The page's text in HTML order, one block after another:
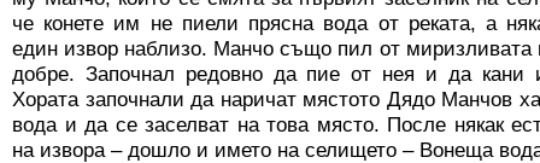
че конете им не пиели прясна вода от реката, а
един извор наблизо. Манчо също пил от миризливата
добре. Започнал редовно да пие от нея и да кани
Хората започнали да наричат мястото Дядо Манчов
вода и да се заселват на това място. После някак
на извора – дошло и името на селището – Вонеща